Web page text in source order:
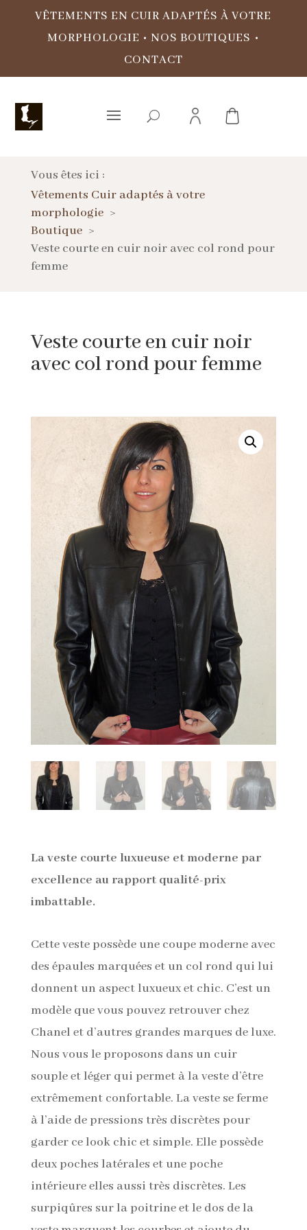
VÊTEMENTS EN CUIR ADAPTÉS À VOTRE
MORPHOLOGIE • NOS BOUTIQUES •
CONTACT
Vous êtes ici :
Vêtements Cuir adaptés à votre
morphologie
Boutique
Veste courte en cuir noir avec col rond pour
femme
Veste courte en cuir noir
avec col rond pour femme
La veste courte luxueuse et moderne par
excellence au rapport qualité-prix
imbattable.
Cette veste possède une coupe moderne avec
des épaules marquées et un col rond qui lui
donnent un aspect luxueux et chic. C’est un
modèle que vous pouvez retrouver chez
Chanel et d’autres grandes marques de luxe.
Nous vous le proposons dans un cuir
souple et léger qui permet à la veste d’être
extrêmement confortable. La veste se ferme
à l’aide de pressions très discrètes pour
garder ce look chic et simple. Elle possède
deux poches latérales et une poche
intérieure elles aussi très discrètes. Les
surpiqûres sur la poitrine et le dos de la